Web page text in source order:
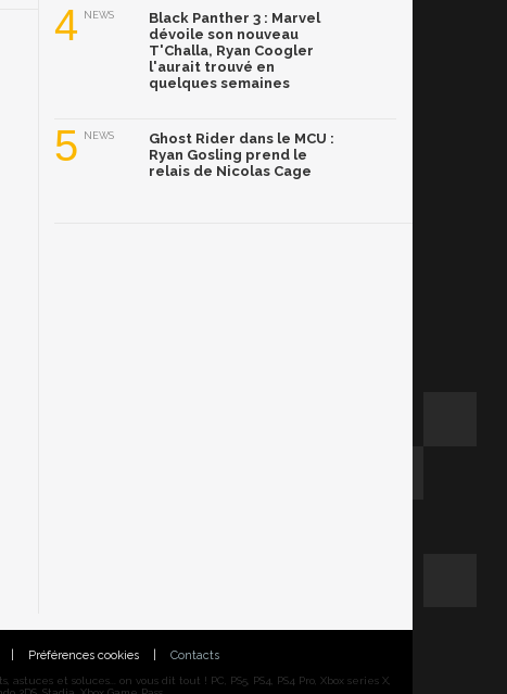
4 NEWS
Black Panther 3 : Marvel
dévoile son nouveau
T'Challa, Ryan Coogler
l'aurait trouvé en
quelques semaines
5 NEWS
Ghost Rider dans le MCU :
Ryan Gosling prend le
relais de Nicolas Cage
Préférences cookies Contacts
et soluces... on vous dit tout ! PC, PS5, PS4, PS4 Pro, Xbox series X,